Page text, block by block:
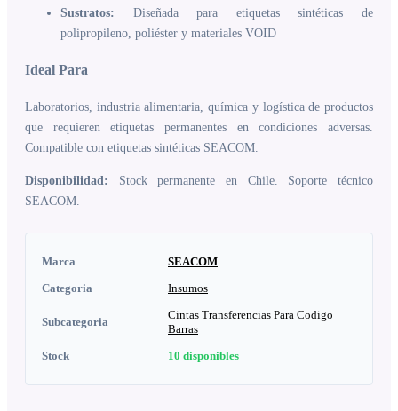
Sustratos: Diseñada para etiquetas sintéticas de
polipropileno, poliéster y materiales VOID
Ideal Para
Laboratorios, industria alimentaria, química y logística de productos
que requieren etiquetas permanentes en condiciones adversas.
Compatible con etiquetas sintéticas SEACOM.
Disponibilidad: Stock permanente en Chile. Soporte técnico
SEACOM.
Marca
SEACOM
Categoria
Insumos
Subcategoria
Cintas Transferencias Para Codigo
Barras
Stock
10 disponibles